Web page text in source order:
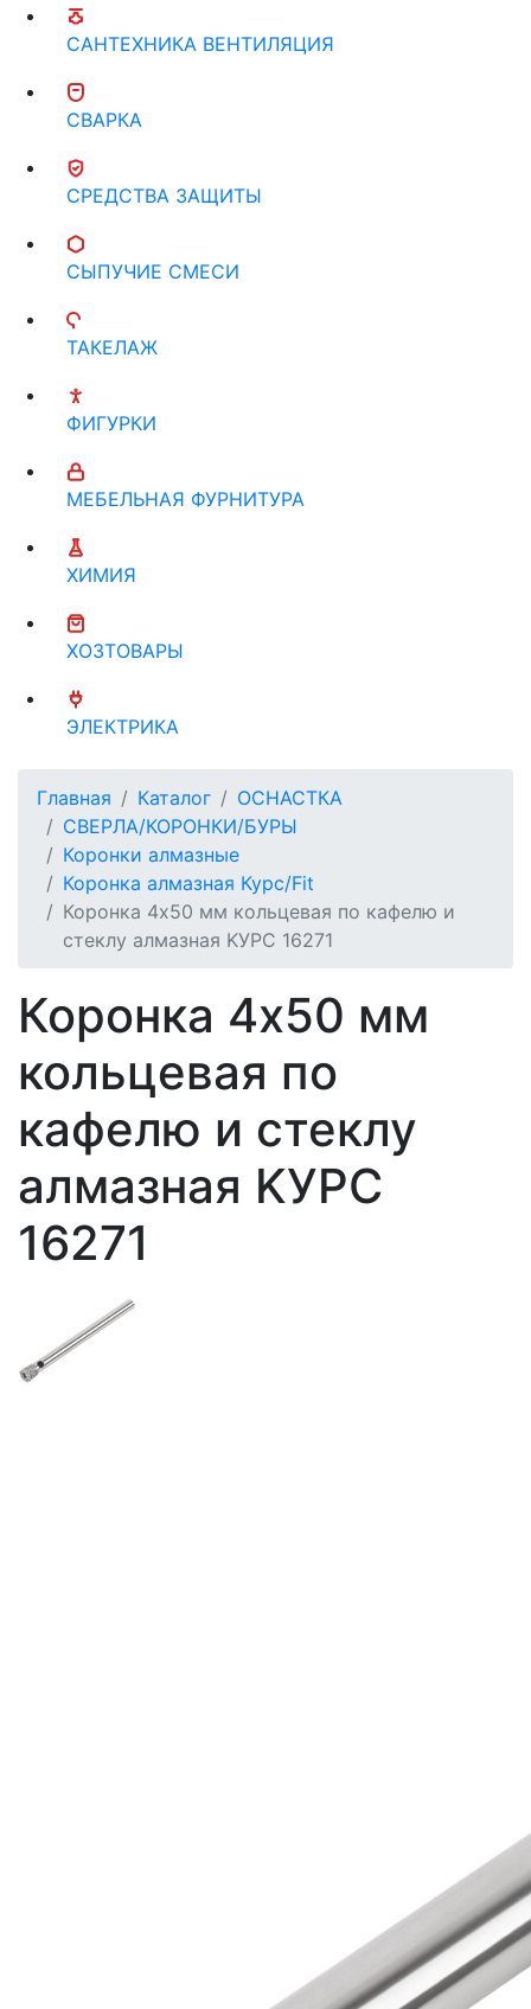
САНТЕХНИКА ВЕНТИЛЯЦИЯ
СВАРКА
СРЕДСТВА ЗАЩИТЫ
СЫПУЧИЕ СМЕСИ
ТАКЕЛАЖ
ФИГУРКИ
МЕБЕЛЬНАЯ ФУРНИТУРА
ХИМИЯ
ХОЗТОВАРЫ
ЭЛЕКТРИКА
Главная Каталог
ОСНАСТКА
СВЕРЛА/КОРОНКИ/БУРЫ
Коронки алмазные
Коронка алмазная Курс/Fit
Коронка 4х50 мм кольцевая по кафелю и
стеклу алмазная KУРС 16271
Коронка 4х50 мм
кольцевая по
кафелю и стеклу
алмазная KУРС
16271